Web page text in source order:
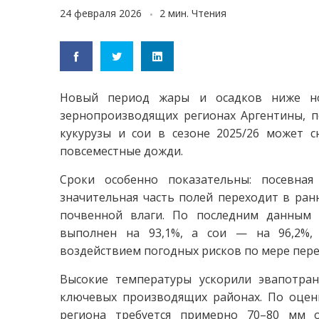
24 февраля 2026 2 мин. Чтения
Новый период жары и осадков ниже
зернопроизводящих регионах Аргентины,
кукурузы и сои в сезоне 2025/26 может
повсеместные дожди.
Сроки особенно показательны:
значительная часть полей переходит в
почвенной влаги. По последним данным
выполнен на 93,1%, а сои — на 96,2%,
воздействием погодных рисков по мере
Высокие температуры ускорили
ключевых производящих районах. По
региона требуется примерно 70–80 мм